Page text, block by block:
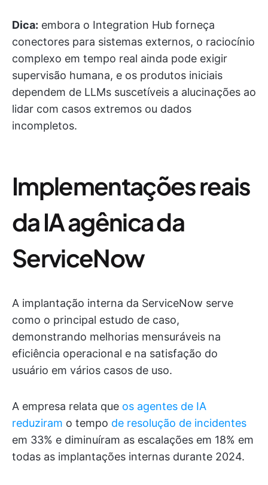
Dica: embora o Integration Hub forneça
conectores para sistemas externos, o raciocínio
complexo em tempo real ainda pode exigir
supervisão humana, e os produtos iniciais
dependem de LLMs suscetíveis a alucinações ao
lidar com casos extremos ou dados
incompletos.
Implementações reais
da IA agênica da
ServiceNow
A implantação interna da ServiceNow serve
como o principal estudo de caso,
demonstrando melhorias mensuráveis na
eficiência operacional e na satisfação do
usuário em vários casos de uso.
A empresa relata que os agentes de IA
reduziram o tempo de resolução de incidentes
em 33% e diminuíram as escalações em 18% em
todas as implantações internas durante 2024.